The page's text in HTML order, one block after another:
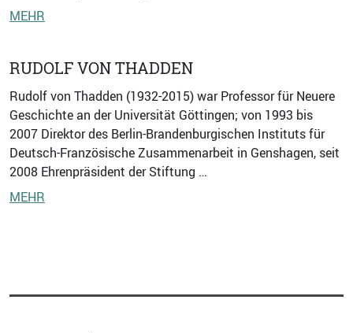
MEHR
RUDOLF VON THADDEN
Rudolf von Thadden (1932-2015) war Professor für Neuere
Geschichte an der Universität Göttingen; von 1993 bis
2007 Direktor des Berlin-Brandenburgischen Instituts für
Deutsch-Französische Zusammenarbeit in Genshagen, seit
2008 Ehrenpräsident der Stiftung …
MEHR